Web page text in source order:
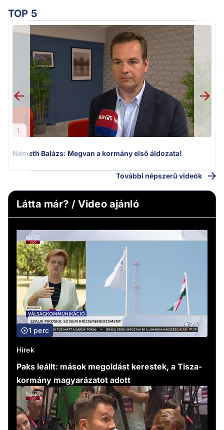
TOP 5
1.
Németh Balázs: Megvan a kormány első áldozata!
További népszerű videók
Látta már? / Video ajánló
1 perc
Hírek
Paks leállt: mások megoldást kerestek, a Tisza-
kormány magyarázatot adott